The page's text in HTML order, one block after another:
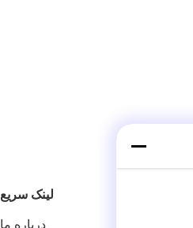
لینک سریع
درباره ما